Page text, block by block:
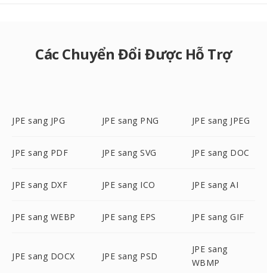
Các Chuyển Đổi Được Hỗ Trợ
JPE sang JPG JPE sang PNG JPE sang JPEG
JPE sang PDF JPE sang SVG JPE sang DOC
JPE sang DXF JPE sang ICO JPE sang AI
JPE sang WEBP JPE sang EPS JPE sang GIF
JPE sang DOCX JPE sang PSD
JPE sang
WBMP